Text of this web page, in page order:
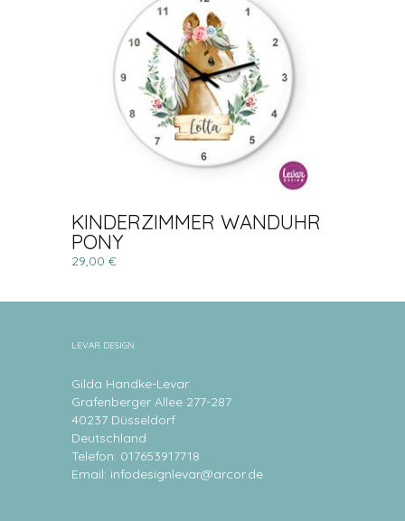
KINDERZIMMER WANDUHR
PONY
29,00 €
LEVAR DESIGN
Gilda Handke-Levar
Grafenberger Allee 277-287
40237 Düsseldorf
Deutschland
Telefon: 017653917718
Email: infodesignlevar@arcor.de